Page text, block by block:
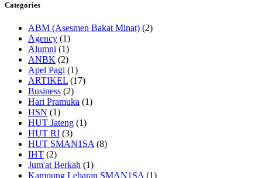
Categories
ABM (Asesmen Bakat Minat) (2)
Agency (1)
Alumni (1)
ANBK (2)
Apel Pagi (1)
ARTIKEL (17)
Business (2)
Hari Pramuka (1)
HSN (1)
HUT Jateng (1)
HUT RI (3)
HUT SMAN1SA (8)
IHT (2)
Jum'at Berkah (1)
Kampung Lebaran SMAN1SA (1)